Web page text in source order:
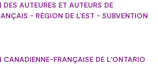
AUTEURES ET AUTEURS DE
- RÉGION DE L’EST - SUBVENTION
FRANÇAISE DE L'ONTARIO